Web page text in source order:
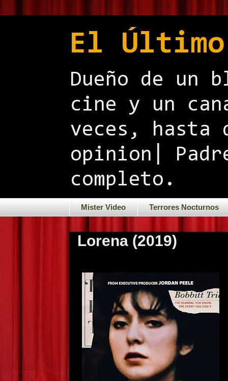
El
Dueño de un
cine y un
veces, hasta
opinion|
completo.
Mister Video Terrores Nocturnos
Lorena (2019)